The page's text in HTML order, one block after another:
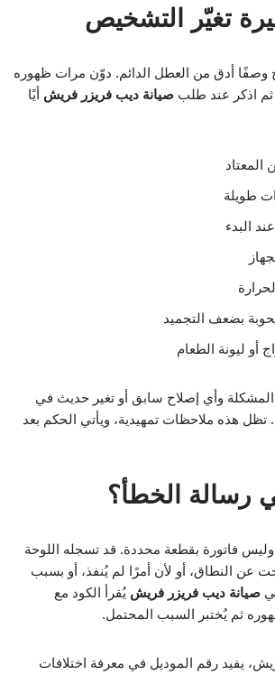
تغيّر التشخيص
وصفًا أدق من العطل الدائم. دوّن مرات ظهوره
اذكر عند طلب صيانة ديب فريزر فريش أيًا
المعتاد
طويلة
البدء
بضعف التجميد
أو ليونة الطعام
وأي إصلاح سابق أو تغير حديث في
تظل هذه ملاحظات تمهيدية، ويأتي الحكم بعد
رسالة الخطأ؟
فاتورة بقطعة محددة. قد تسجله اللوحة
النطاق، أو لأن أمرًا لم يُنفذ، أو بسبب
صيانة ديب فريزر فريش يُقرأ الكود مع
ثم يُختبر السبب المحتمل.
يفيد رقم الموديل في معرفة اختلافات